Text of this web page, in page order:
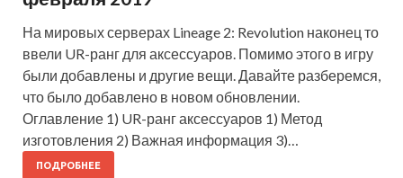
На мировых серверах Lineage 2: Revolution наконец то
ввели UR-ранг для аксессуаров. Помимо этого в игру
были добавлены и другие вещи. Давайте разберемся,
что было добавлено в новом обновлении.
Оглавление 1) UR-ранг аксессуаров 1) Метод
изготовления 2) Важная информация 3)…
ПОДРОБНЕЕ